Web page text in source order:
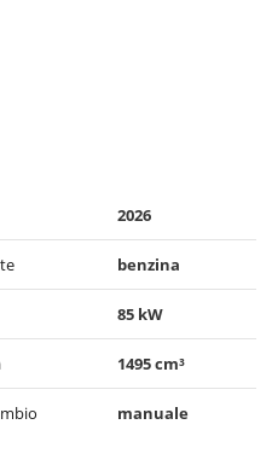
2026
benzina
85 kW
1495 cm³
manuale